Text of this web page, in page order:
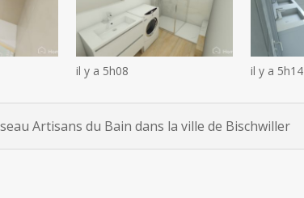
il y a 5h08 il y a 5h14
Artisans du Bain dans la ville de Bischwiller